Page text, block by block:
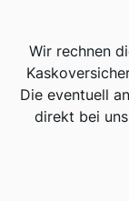
Wir rechnen
Die eventuell
direkt bei